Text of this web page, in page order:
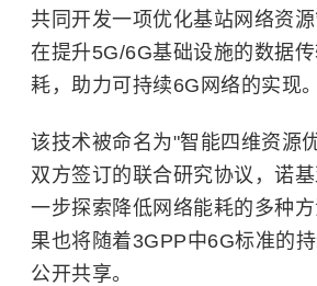
共同开发一项优化基站网络资
在提升5G/6G基础设施的数据
耗，助力可持续6G网络的实现。
该技术被命名为"智能四维资源
双方签订的联合研究协议，诺
一步探索降低网络能耗的多种
果也将随着3GPP中6G标准的
公开共享。